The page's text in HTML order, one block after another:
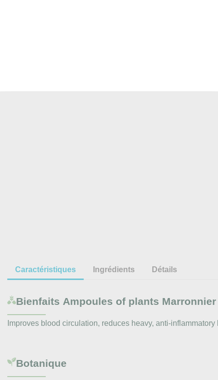
Caractéristiques Ingrédients Détails
Bienfaits Ampoules of plants
Improves blood circulation, reduces heavy, anti-inflammatory
Botanique